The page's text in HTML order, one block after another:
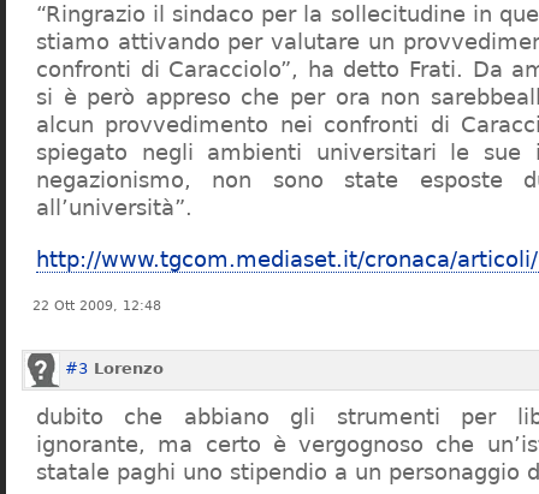
“Ringrazio il sindaco per la sollecitudine in
stiamo attivando per valutare un
confronti di Caracciolo”, ha detto Frati. Da
si è però appreso che per ora non
alcun provvedimento nei confronti di
spiegato negli ambienti universitari le sue
negazionismo, non sono state esposte
all’università”.
http://www.tgcom.mediaset.it/cronaca/
22 Ott 2009, 12:48
#3 Lorenzo
dubito che abbiano gli strumenti per
ignorante, ma certo è vergognoso che
statale paghi uno stipendio a un personaggio